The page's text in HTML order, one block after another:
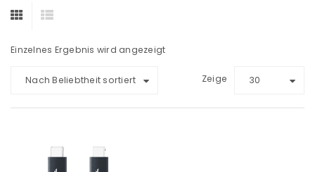
Einzelnes Ergebnis wird angezeigt
Nach Beliebtheit sortiert Zeige 30